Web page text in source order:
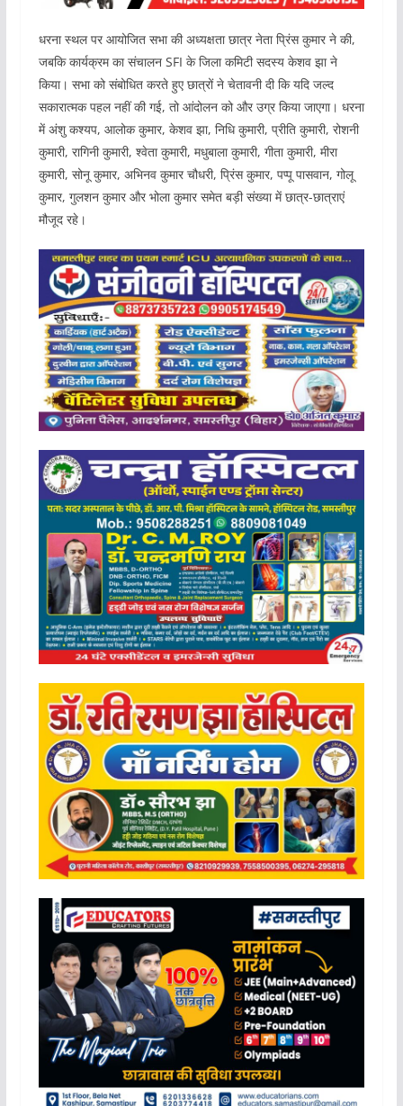
धरना स्थल पर आयोजित सभा की अध्यक्षता छात्र नेता प्रिंस कुमार ने की,
जबकि कार्यक्रम का संचालन SFI के जिला कमिटी सदस्य केशव झा ने
किया। सभा को संबोधित करते हुए छात्रों ने चेतावनी दी कि यदि जल्द
सकारात्मक पहल नहीं की गई, तो आंदोलन को और उग्र किया जाएगा। धरना
में अंशु कश्यप, आलोक कुमार, केशव झा, निधि कुमारी, प्रीति कुमारी, रोशनी
कुमारी, रागिनी कुमारी, श्वेता कुमारी, मधुबाला कुमारी, गीता कुमारी, मीरा
कुमारी, सोनू कुमार, अभिनव कुमार चौधरी, प्रिंस कुमार, पप्पू पासवान, गोलू
कुमार, गुलशन कुमार और भोला कुमार समेत बड़ी संख्या में छात्र-छात्राएं
मौजूद रहे।